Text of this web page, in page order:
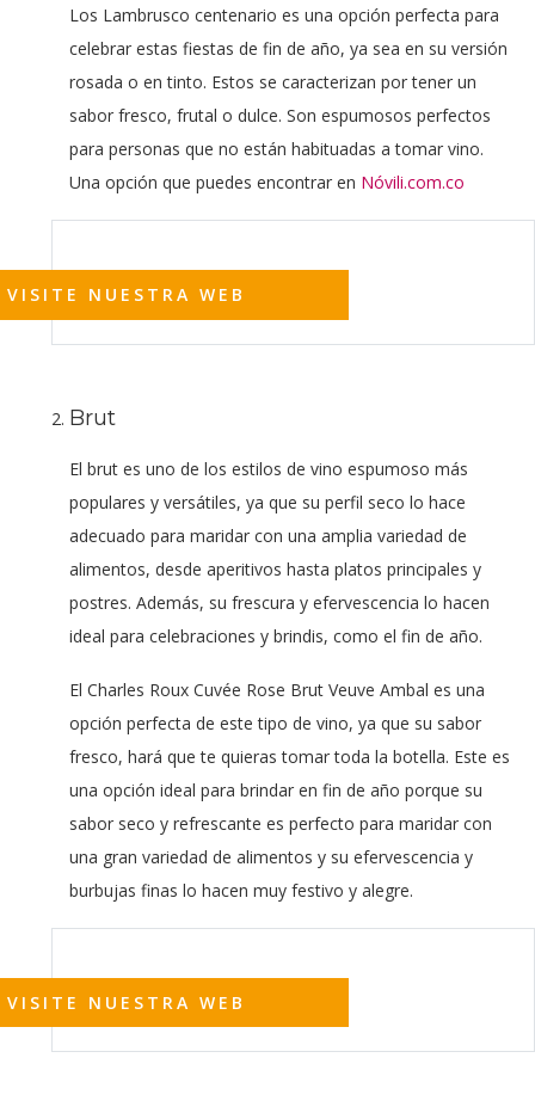
Los Lambrusco centenario es una opción perfecta para
celebrar estas fiestas de fin de año, ya sea en su versión
rosada o en tinto. Estos se caracterizan por tener un
sabor fresco, frutal o dulce. Son espumosos perfectos
para personas que no están habituadas a tomar vino.
Una opción que puedes encontrar en Nóvili.com.co
VISITE NUESTRA WEB
Brut
El brut es uno de los estilos de vino espumoso más
populares y versátiles, ya que su perfil seco lo hace
adecuado para maridar con una amplia variedad de
alimentos, desde aperitivos hasta platos principales y
postres. Además, su frescura y efervescencia lo hacen
ideal para celebraciones y brindis, como el fin de año.
El Charles Roux Cuvée Rose Brut Veuve Ambal es una
opción perfecta de este tipo de vino, ya que su sabor
fresco, hará que te quieras tomar toda la botella. Este es
una opción ideal para brindar en fin de año porque su
sabor seco y refrescante es perfecto para maridar con
una gran variedad de alimentos y su efervescencia y
burbujas finas lo hacen muy festivo y alegre.
VISITE NUESTRA WEB